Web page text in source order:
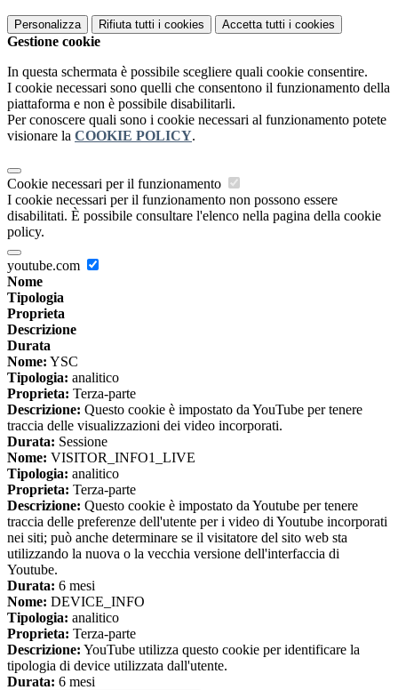
Personalizza Rifiuta tutti i cookies Accetta tutti i cookies
Gestione cookie
In questa schermata è possibile scegliere quali cookie consentire.
I cookie necessari sono quelli che consentono il funzionamento della
piattaforma e non è possibile disabilitarli.
Per conoscere quali sono i cookie necessari al funzionamento potete
visionare la COOKIE POLICY.
Cookie necessari per il funzionamento
I cookie necessari per il funzionamento non possono essere
disabilitati. È possibile consultare l'elenco nella pagina della cookie
policy.
youtube.com
Nome
Tipologia
Proprieta
Descrizione
Durata
Nome: YSC
Tipologia: analitico
Proprieta: Terza-parte
Descrizione: Questo cookie è impostato da YouTube per tenere
traccia delle visualizzazioni dei video incorporati.
Durata: Sessione
Nome: VISITOR_INFO1_LIVE
Tipologia: analitico
Proprieta: Terza-parte
Descrizione: Questo cookie è impostato da Youtube per tenere
traccia delle preferenze dell'utente per i video di Youtube incorporati
nei siti; può anche determinare se il visitatore del sito web sta
utilizzando la nuova o la vecchia versione dell'interfaccia di
Youtube.
Durata: 6 mesi
Nome: DEVICE_INFO
Tipologia: analitico
Proprieta: Terza-parte
Descrizione: YouTube utilizza questo cookie per identificare la
tipologia di device utilizzata dall'utente.
Durata: 6 mesi